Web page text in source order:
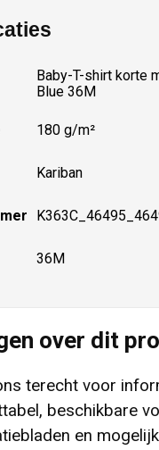
Baby-T-shirt korte
Blue 36M
180 g/m²
Kariban
36M
over dit
terecht voor
beschikbare
en